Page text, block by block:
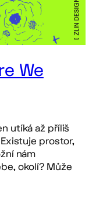
We
utíká až příliš
prostor,
nám
okolí? Může